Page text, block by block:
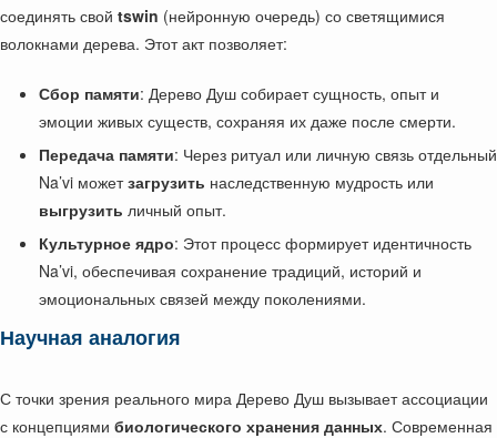
соединять свой tswin (нейронную очередь) со светящимися
волокнами дерева. Этот акт позволяет:
Сбор памяти: Дерево Душ собирает сущность, опыт и
эмоции живых существ, сохраняя их даже после смерти.
Передача памяти: Через ритуал или личную связь отдельный
Na’vi можетзагрузить наследственную мудрость или
выгрузить личный опыт.
Культурное ядро: Этот процесс формирует идентичность
Na’vi, обеспечивая сохранение традиций, историй и
эмоциональных связей между поколениями.
Научная аналогия
С точки зрения реального мира Дерево Душ вызывает ассоциации
с концепциями биологического хранения данных. Современная